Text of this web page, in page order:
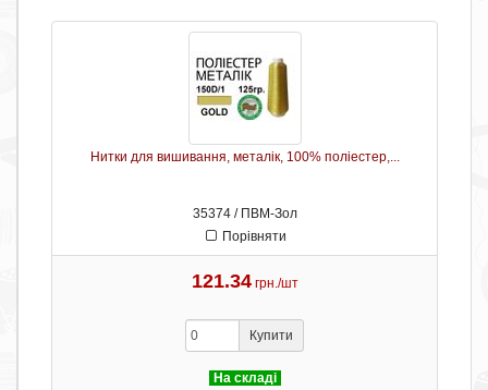
Нитки для вишивання, металік, 100% поліестер,...
35374 / ПВМ-Зол
Порівняти
121.34 грн./шт
Купити
На складі